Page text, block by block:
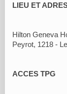
LIEU ET
Hilton Geneva
Peyrot, 1218 -
ACCES TPG